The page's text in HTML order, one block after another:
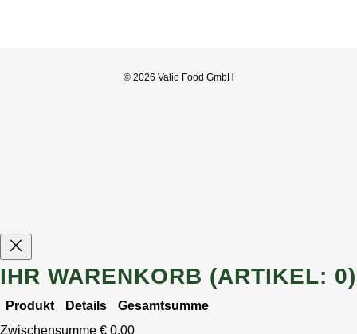
© 2026 Valio Food GmbH
IHR WARENKORB (ARTIKEL: 0)
Produkt Details
Gesamtsumme
Zwischensumme € 0,00